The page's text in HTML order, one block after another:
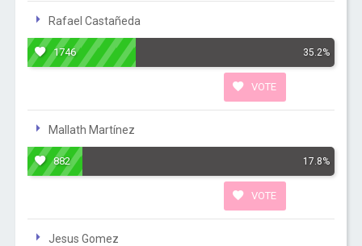
Rafael Castañeda
1746 35.2%
VOTE
Mallath Martínez
882 17.8%
VOTE
Jesus Gomez